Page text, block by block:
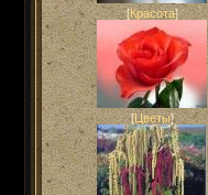
[Красота]
[Цветы]